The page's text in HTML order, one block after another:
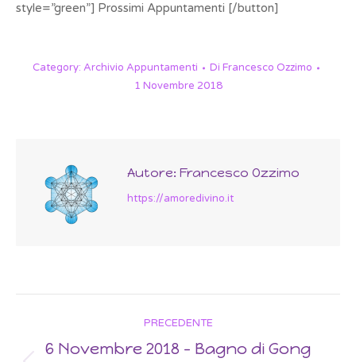
style=”green”] Prossimi Appuntamenti [/button]
Category: Archivio Appuntamenti Di Francesco Ozzimo
1 Novembre 2018
Autore: Francesco Ozzimo
https://amoredivino.it
navigation
PRECEDENTE
6 Novembre 2018 – Bagno di Gong